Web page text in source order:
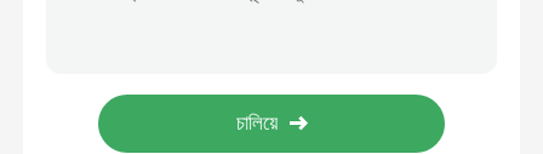
ডিফিব্রিলেটর মেশিনের যন্ত্রাংশ